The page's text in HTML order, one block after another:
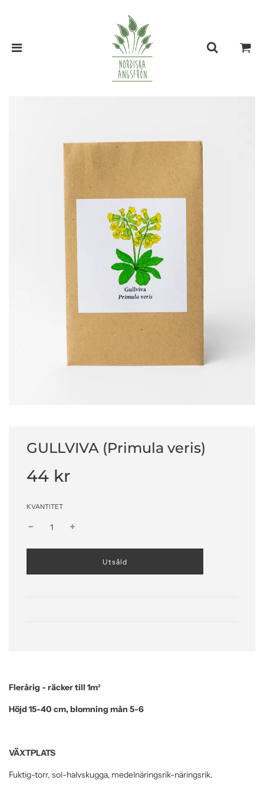
GULLVIVA (Primula veris)
Nedsatt
pris
Vanligt
pris
44 kr
KVANTITET
L
Utsåld
Flerårig - räcker till 1m²
Höjd 15-40 cm, blomning mån 5-6
VÄXTPLATS
Fuktig-torr, sol-halvskugga, medelnäringsrik-näringsrik.